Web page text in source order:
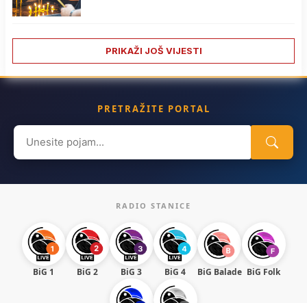
PRIKAŽI JOŠ VIJESTI
PRETRAŽITE PORTAL
Search
for:
RADIO STANICE
BiG 1 BiG 2 BiG 3 BiG 4 BiG Balade BiG Folk